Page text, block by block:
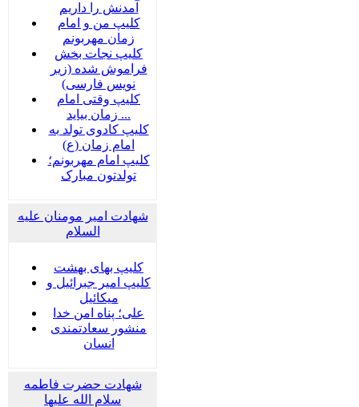
آمدنش را داریم
کلیپ من و امام
زمان مهربونم
کلیپ نجات بخش
فراموش شده (زیر
نویس فارسی)
کلیپ وقتی امام
زمان بیاید ...
کلیپ کادوی تولد به
امام زمان (ع)
کلیپ امام مهربونم؛
تولدتون مبارک
شهادت امیر مومنان علیه
السلام
کلیپ بهای بهشت
کلیپ امیر جبرائیل و
میکائیل
علی؛ پناه امن خدا
منشور سعادتمندی
انسان
شهادت حضرت فاطمه
سلام الله علیها